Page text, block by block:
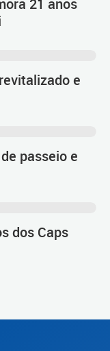
e
passeio e
dos Caps